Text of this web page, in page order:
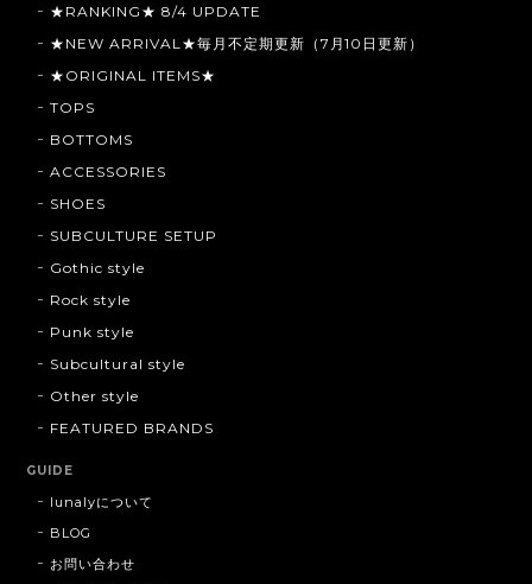
★RANKING★ 8/4 UPDATE
★NEW ARRIVAL★毎月不定期更新（7月10日更新）
★ORIGINAL ITEMS★
TOPS
BOTTOMS
ACCESSORIES
SHOES
SUBCULTURE SETUP
Gothic style
Rock style
Punk style
Subcultural style
Other style
FEATURED BRANDS
GUIDE
lunalyについて
BLOG
お問い合わせ